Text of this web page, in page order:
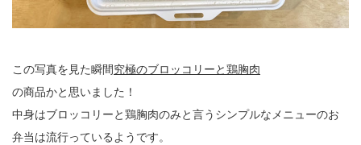
この写真を見た瞬間究極のブロッコリーと鶏胸肉
の商品かと思いました！
中身はブロッコリーと鶏胸肉のみと言うシンプルなメニューのお
弁当は流行っているようです。